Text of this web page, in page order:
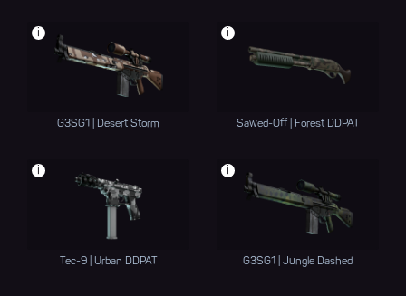
i
G3SG1 | Desert Storm
i
Sawed-Off | Forest DDPAT
i
Tec-9 | Urban DDPAT
i
G3SG1 | Jungle Dashed